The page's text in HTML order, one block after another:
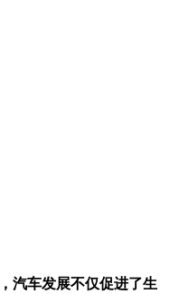
汽车发展不仅促进了生